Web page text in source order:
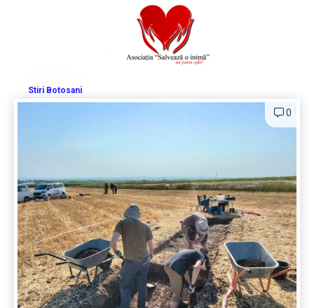
Stiri Botosani
0